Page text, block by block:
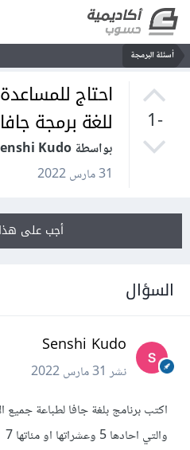
أسئلة البرمجة
-1
احتاج
للغة برمجة جافا
بواسطة Senshi Kudo
31 مارس 2022
أجب على
السؤال
Senshi Kudo
نشر31 مارس 2022